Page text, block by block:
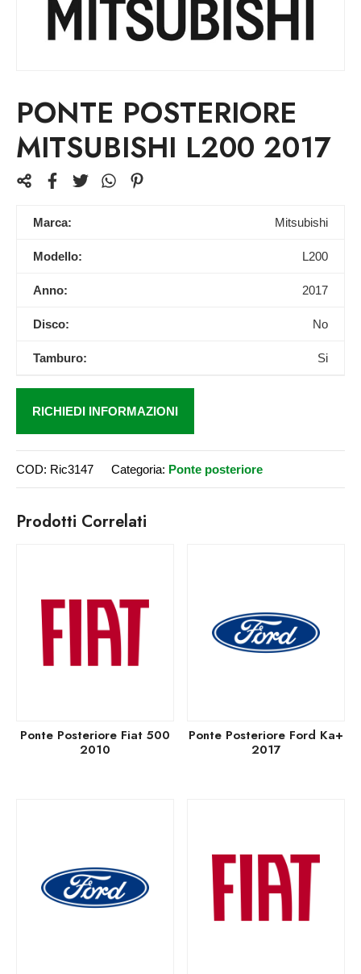
PONTE POSTERIORE
MITSUBISHI L200 2017
Marca: Mitsubishi
Modello: L200
Anno: 2017
Disco: No
Tamburo: Si
RICHIEDI INFORMAZIONI
COD: Ric3147 Categoria: Ponte posteriore
Prodotti Correlati
Ponte Posteriore Fiat 500
2010
Ponte Posteriore Ford Ka+
2017